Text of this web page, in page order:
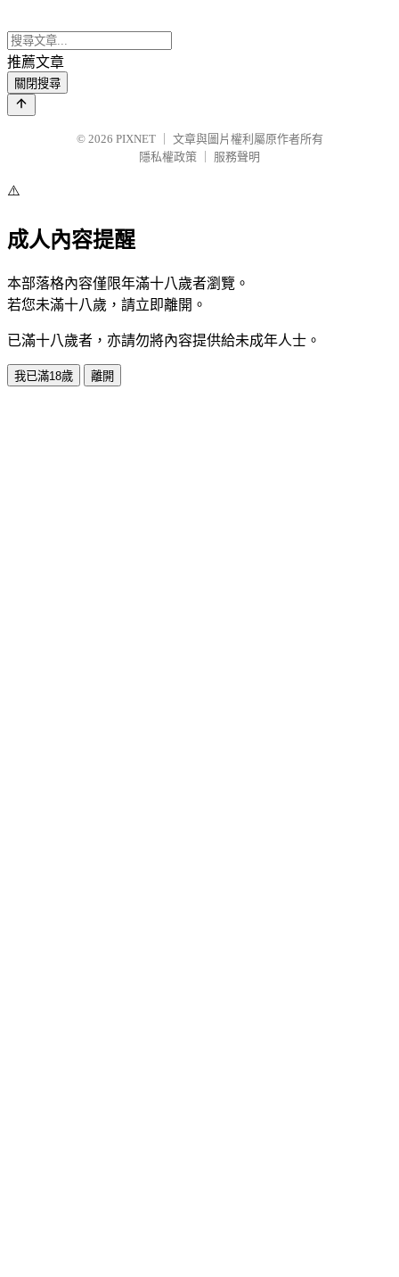
推薦文章
關閉搜尋
© 2026 PIXNET
文章與圖片權利屬原作者所有
隱私權政策
服務聲明
⚠️
成人內容提醒
本部落格內容僅限年滿十八歲者瀏覽。
若您未滿十八歲，請立即離開。
已滿十八歲者，亦請勿將內容提供給未成年人士。
我已滿18歲 離開